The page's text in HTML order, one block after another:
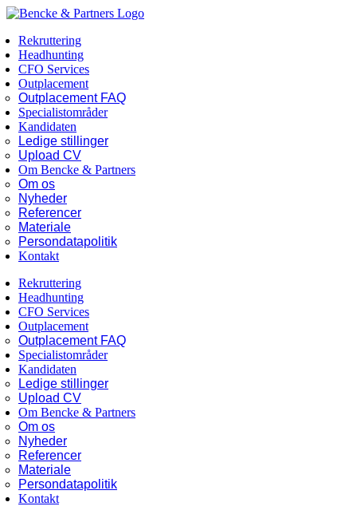
Skip
content
Facebook
LinkedIn
Rekruttering
Headhunting
CFO Services
Outplacement
Outplacement FAQ
Specialistområder
Kandidaten
Ledige stillinger
Upload CV
Om Bencke & Partners
Om os
Nyheder
Referencer
Materiale
Persondatapolitik
Kontakt
Rekruttering
Headhunting
CFO Services
Outplacement
Outplacement FAQ
Specialistområder
Kandidaten
Ledige stillinger
Upload CV
Om Bencke & Partners
Om os
Nyheder
Referencer
Materiale
Persondatapolitik
Kontakt